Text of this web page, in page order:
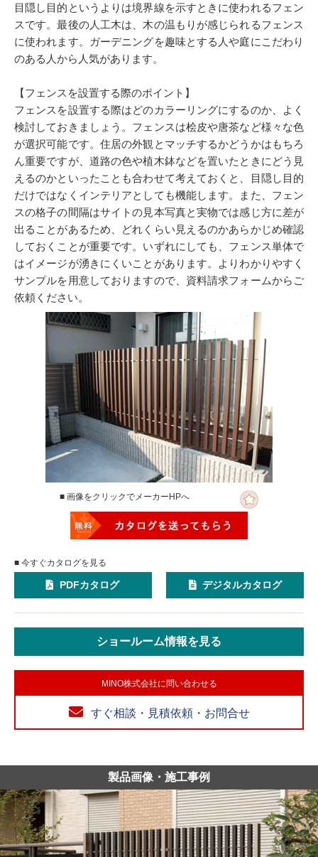
目隠し目的というよりは境界線を示すときに使われるフェン
スです。最後の人工木は、木の温もりが感じられるフェンス
に使われます。ガーデニングを趣味とする人や庭にこだわり
のある人から人気があります。
【フェンスを設置する際のポイント】
フェンスを設置する際はどのカラーリングにするのか、よく
検討しておきましょう。フェンスは桧皮や唐茶など様々な色
が選択可能です。住居の外観とマッチするかどうかはもちろ
ん重要ですが、道路の色や植木鉢などを置いたときにどう見
えるのかといったことも合わせて考えておくと、目隠し目的
だけではなくインテリアとしても機能します。また、フェン
スの格子の間隔はサイトの見本写真と実物では感じ方に差が
出ることがあるため、どれくらい見えるのかあらかじめ確認
しておくことが重要です。いずれにしても、フェンス単体で
はイメージが湧きにくいことがあります。よりわかりやすく
サンプルを用意しておりますので、資料請求フォームからご
依頼ください。
■ 画像をクリックでメーカーHPへ
■ 今すぐカタログを見る
PDFカタログ デジタルカタログ
ショールーム情報を見る
MINO株式会社に問い合わせる
すぐ相談・見積依頼・お問合せ
製品画像・施工事例